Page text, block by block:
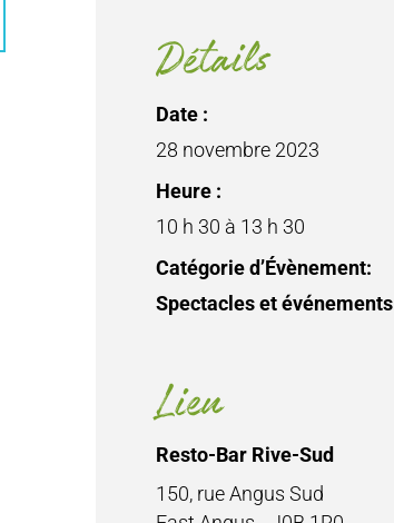
Détails
Date :
28 novembre 2023
Heure :
10 h 30 à 13 h 30
Catégorie d’Évènement:
Spectacles et événements
Lieu
Resto-Bar Rive-Sud
150, rue Angus Sud